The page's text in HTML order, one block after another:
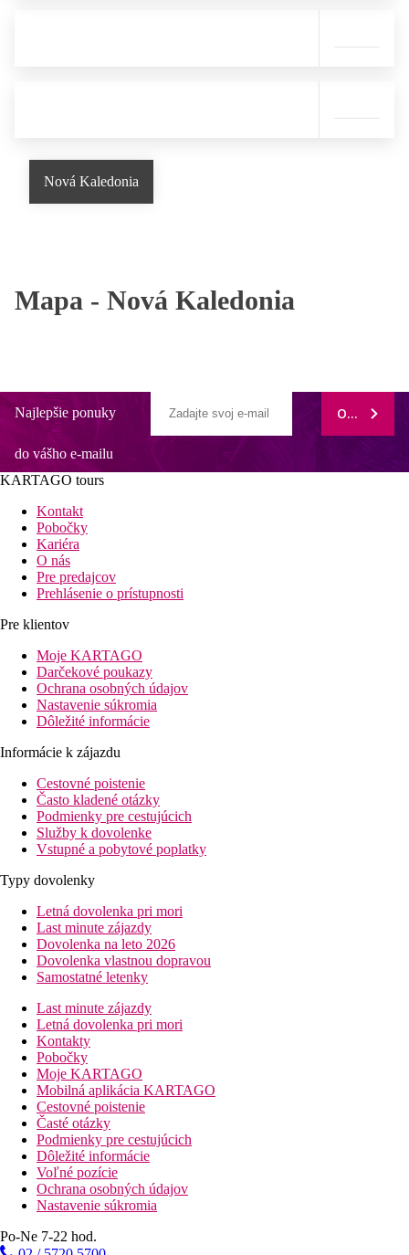
Nová Kaledonia
Mapa - Nová Kaledonia
Najlepšie ponuky
do vášho e-mailu
ODOBERAŤ
KARTAGO tours
Kontakt
Pobočky
Kariéra
O nás
Pre predajcov
Prehlásenie o prístupnosti
Pre klientov
Moje KARTAGO
Darčekové poukazy
Ochrana osobných údajov
Nastavenie súkromia
Dôležité informácie
Informácie k zájazdu
Cestovné poistenie
Často kladené otázky
Podmienky pre cestujúcich
Služby k dovolenke
Vstupné a pobytové poplatky
Typy dovolenky
Letná dovolenka pri mori
Last minute zájazdy
Dovolenka na leto 2026
Dovolenka vlastnou dopravou
Samostatné letenky
Last minute zájazdy
Letná dovolenka pri mori
Kontakty
Pobočky
Moje KARTAGO
Mobilná aplikácia KARTAGO
Cestovné poistenie
Časté otázky
Podmienky pre cestujúcich
Dôležité informácie
Voľné pozície
Ochrana osobných údajov
Nastavenie súkromia
Po-Ne 7-22 hod.